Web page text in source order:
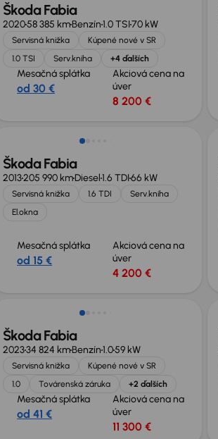
Škoda Fabia
202058 385 kmBenzín1.0 TSI70 kW
Servisná knižka
Kúpené nové v SR
1.0 TSI
Serv.kniha +4 ďalších
Mesačná splátka
od 30 €
Akciová cena na
úver
8 200 €
Škoda Fabia
2013205 990 kmDiesel1.6 TDI66 kW
Servisná knižka 1.6 TDI
Serv.kniha
El.okna
Mesačná splátka
od 15 €
Akciová cena na
úver
4 200 €
Škoda Fabia
202334 824 kmBenzín1.059 kW
Servisná knižka
Kúpené nové v SR
1.0
Továrenská záruka +2 ďalších
Mesačná splátka
od 41 €
Akciová cena na
úver
11 300 €